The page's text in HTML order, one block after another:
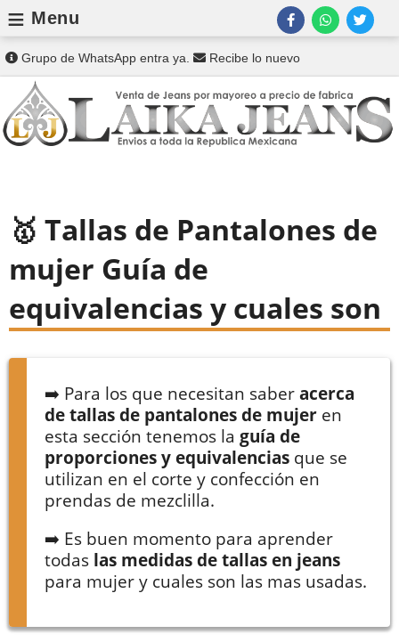
≡ Menu
Grupo de WhatsApp entra ya. Recibe lo nuevo
Tallas de Pantalones de
mujer Guía de
equivalencias y cuales son
➡️ Para los que necesitan saber acerca
de tallas de pantalones de mujer en
esta sección tenemos la guía de
proporciones y equivalencias que se
utilizan en el corte y confección en
prendas de mezclilla.
➡️ Es buen momento para aprender
todas las medidas de tallas en jeans
para mujer y cuales son las mas usadas.